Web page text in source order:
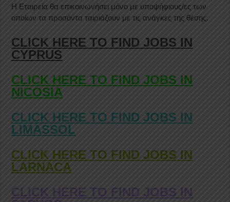
Η Εταιρεία θα επικοινωνήσει μόνο με υποψήφιους/ες των
οποίων τα προσόντα ταιριάζουν με τις ανάγκες της θέσης.
CLICK HERE TO FIND JOBS IN
CYPRUS
CLICK HERE TO FIND JOBS IN
NICOSIA
CLICK HERE TO FIND JOBS IN
LIMASSOL
CLICK HERE TO FIND JOBS IN
LARNACA
CLICK HERE TO FIND JOBS IN